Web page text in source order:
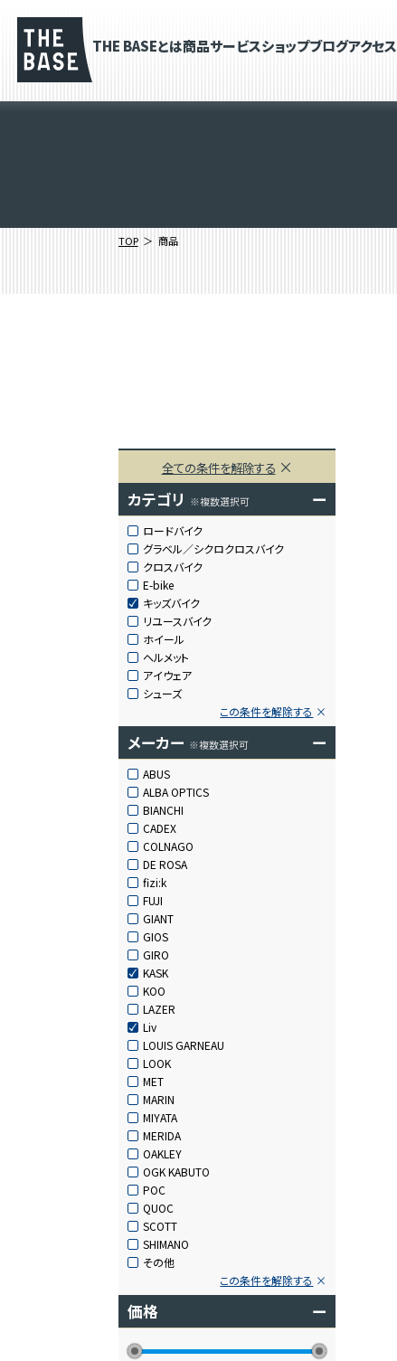
THE BASEとは商品サービスショップブログアクセス
TOP 商品
全ての条件を解除する
カテゴリ ※複数選択可 ー
ロードバイク
グラベル／シクロクロスバイク
クロスバイク
E-bike
キッズバイク
リユースバイク
ホイール
ヘルメット
アイウェア
シューズ
この条件を解除する
メーカー ※複数選択可 ー
ABUS
ALBA OPTICS
BIANCHI
CADEX
COLNAGO
DE ROSA
fizi:k
FUJI
GIANT
GIOS
GIRO
KASK
KOO
LAZER
Liv
LOUIS GARNEAU
LOOK
MET
MARIN
MIYATA
MERIDA
OAKLEY
OGK KABUTO
POC
QUOC
SCOTT
SHIMANO
その他
この条件を解除する
価格 ー